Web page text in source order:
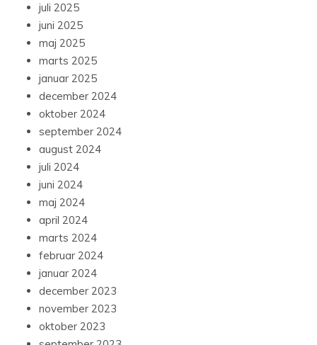
juli 2025
juni 2025
maj 2025
marts 2025
januar 2025
december 2024
oktober 2024
september 2024
august 2024
juli 2024
juni 2024
maj 2024
april 2024
marts 2024
februar 2024
januar 2024
december 2023
november 2023
oktober 2023